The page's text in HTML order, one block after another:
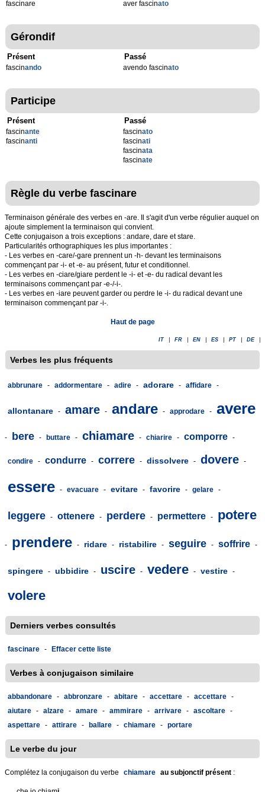
fascinare aver fascinato
Gérondif
Présent
fascinando
Passé
avendo fascinato
Participe
Présent
fascinante
fascinanti
Passé
fascinato
fascinati
fascinata
fascinate
Règle du verbe fascinare
Terminaison générale des verbes en -are. Il s'agit d'un verbe régulier auquel on
ajoute simplement la terminaison qui convient.
Cette conjugaison a trois exceptions : andare, dare et stare.
Particularités orthographiques les plus importantes :
- Les verbes en -care/-gare prennent un -h- devant les terminaisons
commençant par -i- et -e- au présent, futur et conditionnel.
- Les verbes en -ciare/giare perdent le -i- et -e- du radical devant les
terminaisons commençant par -e-/-i-.
- Les verbes en -iare peuvent garder ou perdre le -i- du radical devant une
terminaison commençant par -i-.
Haut de page
IT FR EN ES PT DE
Verbes les plus fréquents
abbrunare - addormentare - adire - adorare - affidare -
allontanare - amare - andare - approdare - avere
- bere - buttare - chiamare - chiarire - comporre -
condire - condurre - correre - dissolvere - dovere -
essere - evacuare - evitare - favorire - gelare -
leggere - ottenere - perdere - permettere - potere
- prendere - ridare - ristabilire - seguire - soffrire -
spingere - ubbidire - uscire - vedere - vestire -
volere
Derniers verbes consultés
fascinare - Effacer cette liste
Verbes à conjugaison similaire
abbandonare - abbronzare - abitare - accettare - accettare -
aiutare - alzare - amare - ammirare - arrivare - ascoltare -
aspettare - attirare - ballare - chiamare - portare
Le verbe du jour
Complétez la conjugaison du verbe chiamare au subjonctif présent :